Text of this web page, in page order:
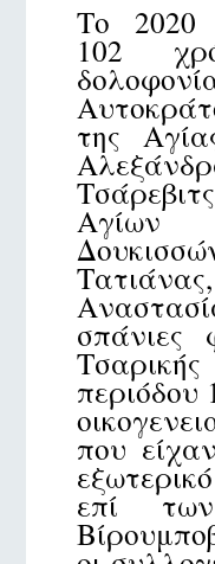
Το 2020
102
της
σπάνιες
Τσαρικής
περιόδου
που
επί